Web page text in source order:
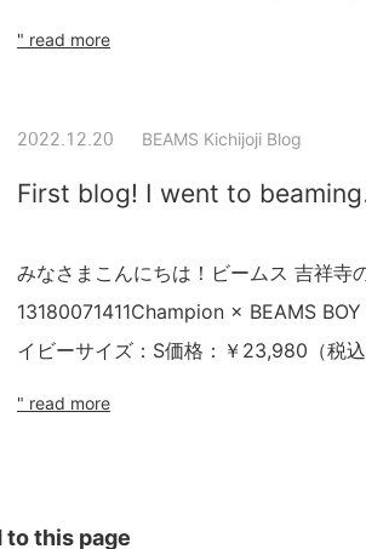
" read more
2022.12.20 BEAMS Kichijoji Blog
First blog! I went to
みなさまこんにちは！ビームス 吉祥寺
13180071411Champion × BEAMS
イビーサイズ：S価格：￥23,980（税
" read more
to this page